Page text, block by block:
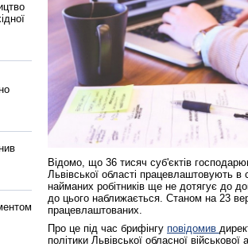
Відомо, що 36 тисяч суб'єктів
Львівської області працевлаштовують в
найманих робітників ще не дотягує до
до цього наближається. Станом на 23
працевлаштованих.
Про це під час брифінгу повідомив
політики Львівської обласної військової